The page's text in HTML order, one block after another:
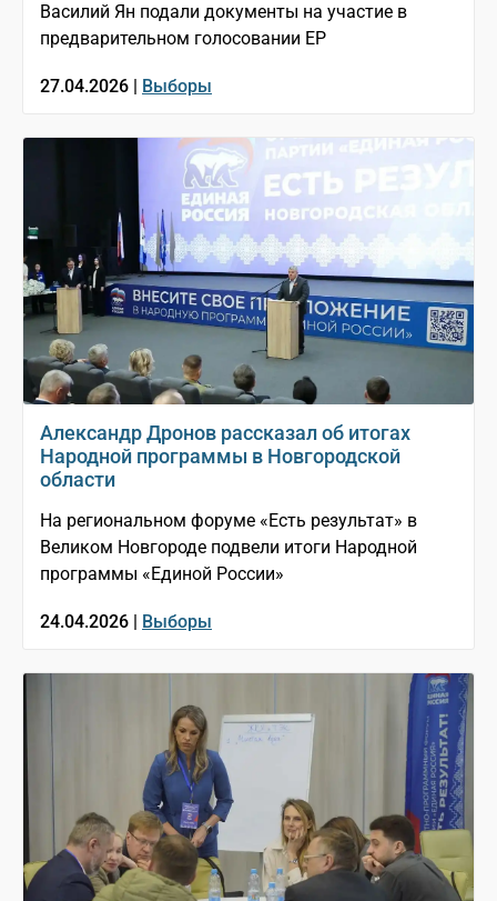
Василий Ян подали документы на участие в
предварительном голосовании ЕР
27.04.2026 | Выборы
Александр Дронов рассказал об итогах
Народной программы в Новгородской
области
На региональном форуме «Есть результат» в
Великом Новгороде подвели итоги Народной
программы «Единой России»
24.04.2026 | Выборы